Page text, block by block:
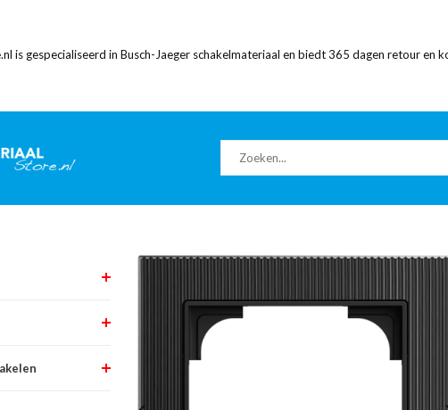
is gespecialiseerd in Busch-Jaeger schakelmateriaal en biedt 365 dagen retour en